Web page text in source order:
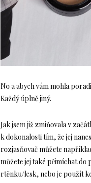
No a abych vám mohla
Každý úplně jiný.
Jak jsem již zmiňovala v
k dokonalosti tím, že jej
rozjasňovač můžete
můžete jej také přimíchat do
rtěnku/lesk, nebo je použít